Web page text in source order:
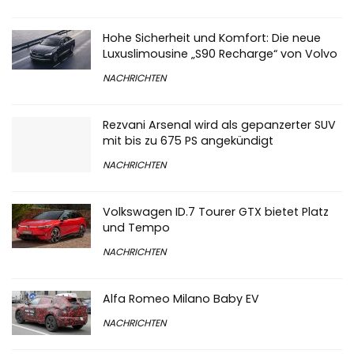
Hohe Sicherheit und Komfort: Die neue
Luxuslimousine „S90 Recharge“ von Volvo
NACHRICHTEN
Rezvani Arsenal wird als gepanzerter SUV
mit bis zu 675 PS angekündigt
NACHRICHTEN
Volkswagen ID.7 Tourer GTX bietet Platz
und Tempo
NACHRICHTEN
Alfa Romeo Milano Baby EV
NACHRICHTEN